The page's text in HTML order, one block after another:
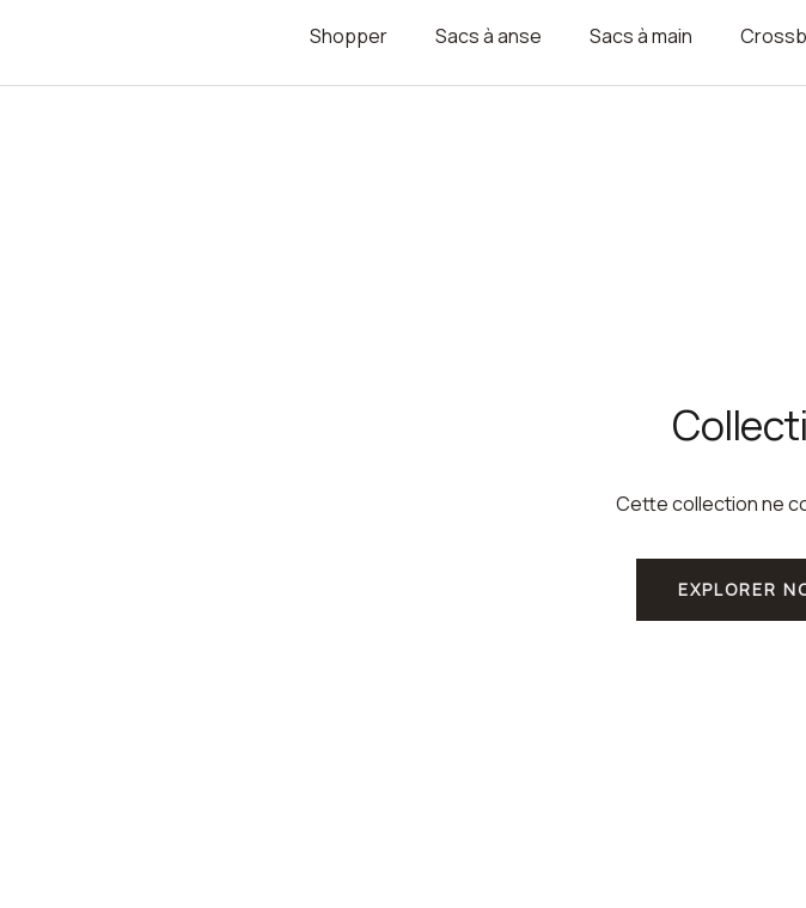
Shopper Sacs à anse Sacs à main
Cette collection ne
EXPLORER